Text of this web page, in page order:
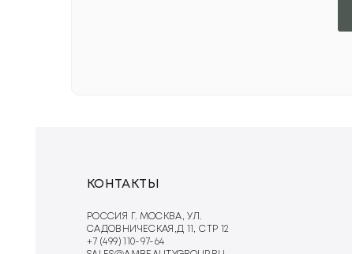
КОНТАКТЫ
РОССИЯ Г. МОСКВА, УЛ.
САДОВНИЧЕСКАЯ,Д 11, СТР 12
+7 (499) 110-97-64